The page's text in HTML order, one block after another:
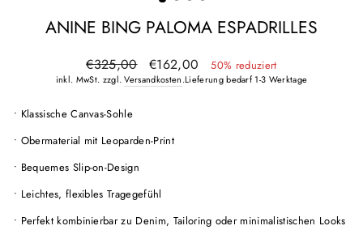
ANINE BING PALOMA ESPADRILLES
Normaler
Preis
€325,00 Sonderpreis
€162,00 50% reduziert
inkl. MwSt. zzgl.Versandkosten.Lieferung bedarf 1-3 Werktage
• Klassische Canvas-Sohle
• Obermaterial mit Leoparden-Print
• Bequemes Slip-on-Design
• Leichtes, flexibles Tragegefühl
• Perfekt kombinierbar zu Denim, Tailoring oder minimalistischen Looks